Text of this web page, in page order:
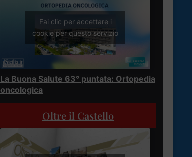
Fai clic per accettare i
cookie per questo servizio
La Buona Salute 63° puntata: Ortopedia
oncologica
Oltre il Castello